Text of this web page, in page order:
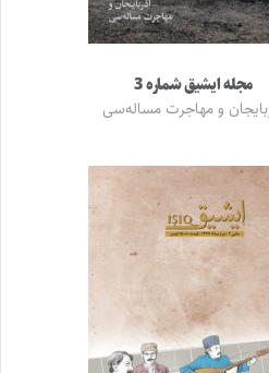
مجله ایشیق شماره 3
و مهاجرت مساله‌سی